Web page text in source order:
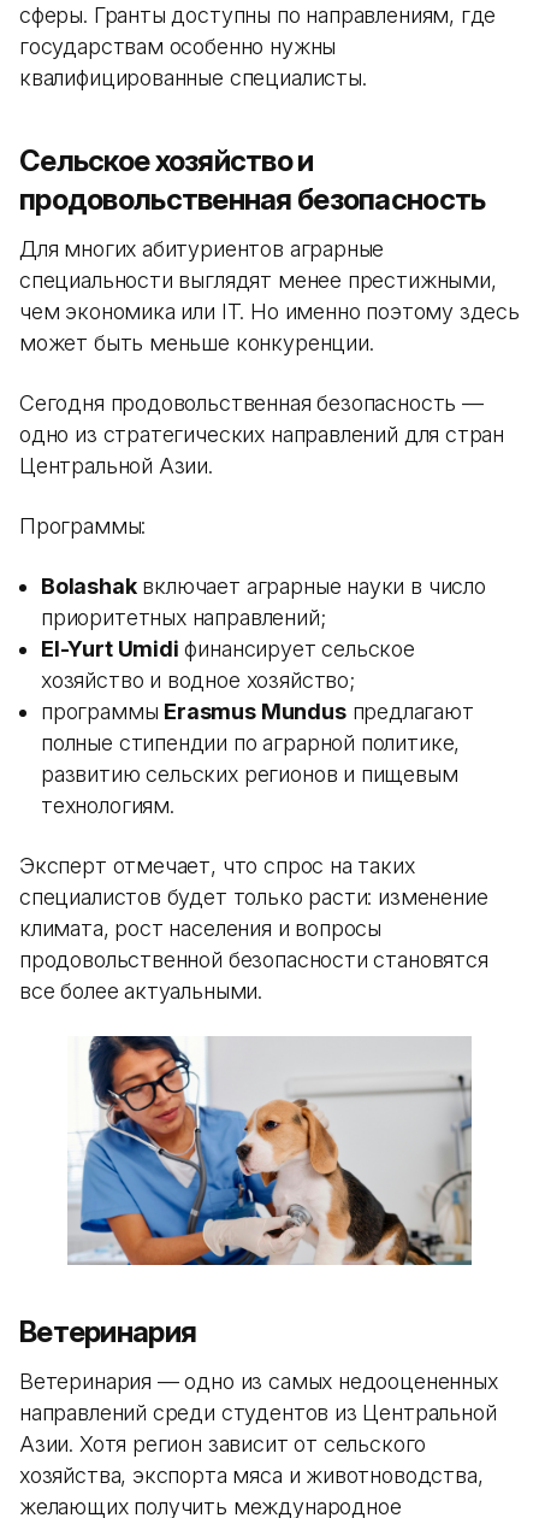
сферы. Гранты доступны по направлениям, где
государствам особенно нужны
квалифицированные специалисты.
Сельское хозяйство и
продовольственная безопасность
Для многих абитуриентов аграрные
специальности выглядят менее престижными,
чем экономика или IT. Но именно поэтому здесь
может быть меньше конкуренции.
Сегодня продовольственная безопасность —
одно из стратегических направлений для стран
Центральной Азии.
Программы:
Bolashakвключает аграрные науки в число
приоритетных направлений;
El-Yurt Umidi финансирует сельское
хозяйство и водное хозяйство;
программы Erasmus Mundusпредлагают
полные стипендии по аграрной политике,
развитию сельских регионов и пищевым
технологиям.
Эксперт отмечает, что спрос на таких
специалистов будет только расти: изменение
климата, рост населения и вопросы
продовольственной безопасности становятся
все более актуальными.
Ветеринария
Ветеринария — одно из самых недооцененных
направлений среди студентов из Центральной
Азии. Хотя регион зависит от сельского
хозяйства, экспорта мяса и животноводства,
желающих получить международное